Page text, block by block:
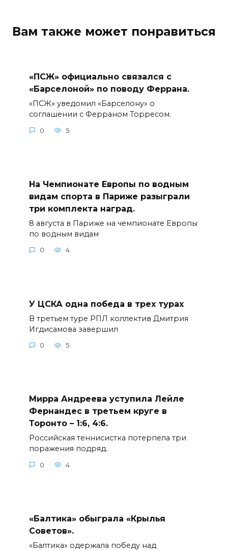
Вам также может понравиться
«ПСЖ» официально связался с
«Барселоной» по поводу Феррана.
«ПСЖ» уведомил «Барселону» о
соглашении с Ферраном Торресом.
0 5
На Чемпионате Европы по водным
видам спорта в Париже разыграли
три комплекта наград.
8 августа в Париже на чемпионате Европы
по водным видам
0 4
У ЦСКА одна победа в трех турах
В третьем туре РПЛ коллектив Дмитрия
Игдисамова завершил
0 5
Мирра Андреева уступила Лейле
Фернандес в третьем круге в
Торонто – 1:6, 4:6.
Российская теннисистка потерпела три
поражения подряд.
0 4
«Балтика» обыграла «Крылья
Советов».
«Балтика» одержала победу над